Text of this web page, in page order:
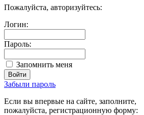
Пожалуйста, авторизуйтесь:
Логин:
Пароль:
Запомнить меня
Забыли пароль
Если вы впервые на сайте, заполните,
пожалуйста, регистрационную форму: